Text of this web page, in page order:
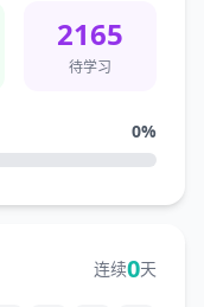
2165
待学习
0%
连续0天